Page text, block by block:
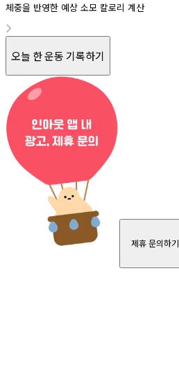
체중을 반영한 예상 소모 칼로리 계산
오늘 한 운동 기록하기
제휴 문의하기